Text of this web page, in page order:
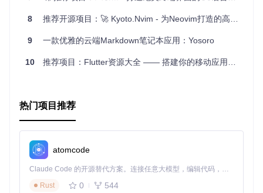
要尝试Praxis，请按照项目Readme中的Quickstart指南进
行操作，开启你的API构建之旅吧！
想要了解更多Praxis的信息和详细使用教程，可以访问
axis-framework.io
，或者加入我们的Google Group和Slack社
区，参与讨论和支持。
8 推荐开源项目：🚀 Kyoto.Nvim - 为Neovim打造的高效能、美观且高度自定义的配置框架
9 一款优雅的云端Markdown笔记本应用：Yosoro
10 推荐项目：Flutter资源大全 —— 搭建你的移动应用之旅
热门项目推荐
atomcode
Claude Code 的开源替代方案。连接任意大模型，编辑代码，运行命令，自动验证 — 全自动执行。用 Rust 构建，极致性能。 ｜ An open-source alternative to Claude Code. Connect any LLM, edit code, run commands, and verify changes — autonomously. Built in Rust for speed. Get Started
Rust
0 544